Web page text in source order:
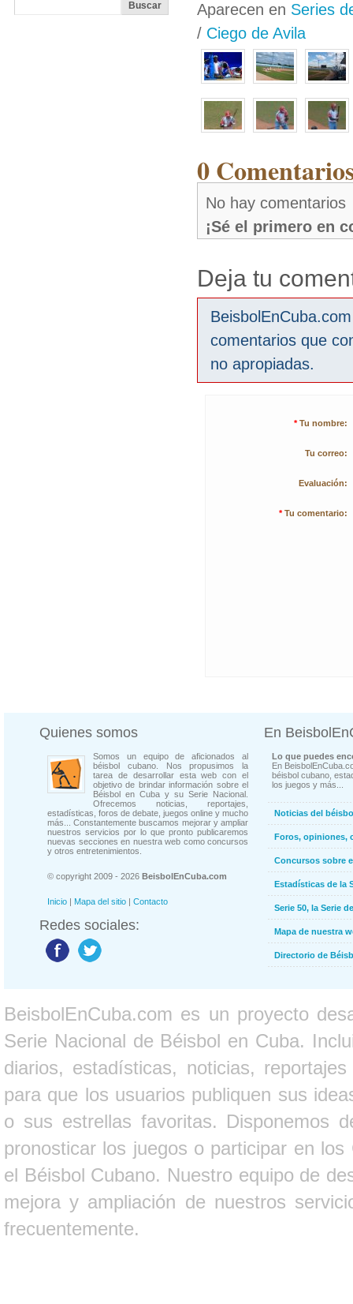
Aparecen en Series
/ Ciego de Avila
0
No hay comentarios
¡Sé el primero en
Deja tu
comentarios que
no apropiadas.
* Tu nombre:
Tu correo:
Evaluación:
* Tu comentario:
Quienes somos
Somos un equipo de aficionados al
béisbol cubano. Nos propusimos la
tarea de desarrollar esta web con el
objetivo de brindar información sobre el
Béisbol en Cuba y su Serie Nacional.
Ofrecemos noticias, reportajes,
estadísticas, foros de debate, juegos online y mucho
más... Constantemente buscamos mejorar y ampliar
nuestros servicios por lo que pronto publicaremos
nuevas secciones en nuestra web como concursos
y otros entretenimientos.
© copyright 2009 - 2026 BeisbolEnCuba.com
Inicio | Mapa del sitio | Contacto
Redes sociales:
En
Lo que puedes
En
béisbol cubano,
los juegos y más...
Noticias del
Foros, opiniones,
Concursos sobre
Estadísticas de la
Serie 50, la Serie
Mapa de nuestra
Directorio de
BeisbolEnCuba.com es un proyecto
Serie Nacional de Béisbol en Cuba.
diarios, estadísticas, noticias,
para que los usuarios publiquen sus
o sus estrellas favoritas. Disponemos
pronosticar los juegos o participar en
el Béisbol Cubano. Nuestro equipo de
mejora y ampliación de nuestros
frecuentemente.